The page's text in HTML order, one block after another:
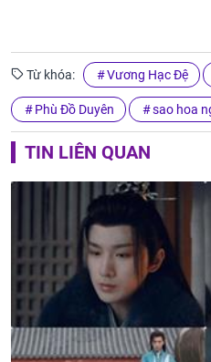
Từ khóa: Vương Hạc Đệ
Phù Đồ Duyên sao hoa
TIN LIÊN QUAN